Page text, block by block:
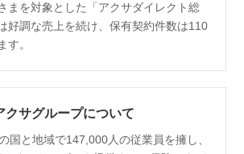
まを対象とした「アクサダイレクト総
好調な売上を続け、保有契約件数は110
す。
クサグループについて
国と地域で147,000人の従業員を擁し、